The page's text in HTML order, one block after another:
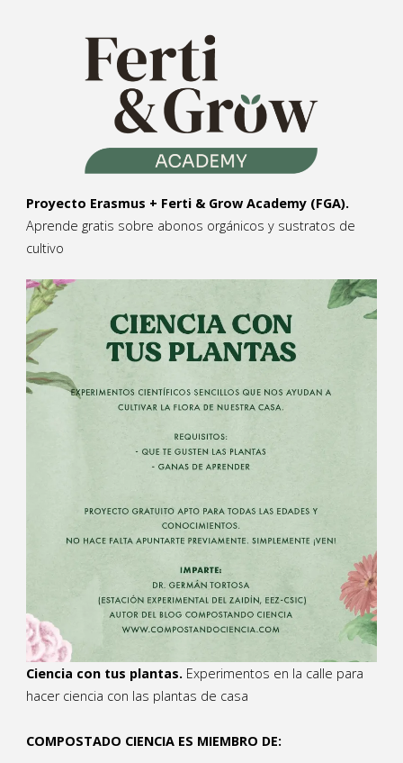
Proyecto Erasmus + Ferti & Grow Academy (FGA).
Aprende gratis sobre abonos orgánicos y sustratos de
cultivo
Ciencia con tus plantas. Experimentos en la calle para
hacer ciencia con las plantas de casa
COMPOSTADO CIENCIA ES MIEMBRO DE: